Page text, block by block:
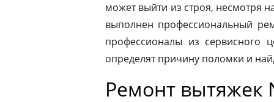
может выйти из строя, несмотря
выполнен профессиональный
профессионалы из сервисного
определят причину поломки и
Ремонт вытяжек